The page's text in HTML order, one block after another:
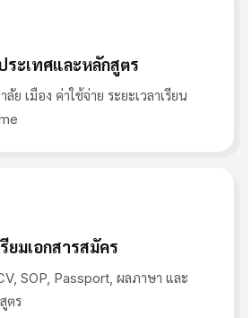
ระเทศและหลักสูตร
ย เมือง ค่าใช้จ่าย ระยะเวลาเรียน
ยมเอกสารสมัคร
SOP, Passport, ผลภาษา และ
ตร